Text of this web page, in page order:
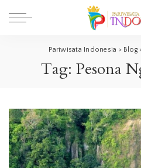
Pariwisata Indonesia > Blog>
Tag: Pesona